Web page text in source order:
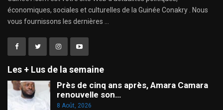
économiques, sociales et culturelles de la Guinée Conakry . Nous
vous fournissons les dernières ...
Les + Lus de la semaine
Près de cinq ans après, Amara Camara
renouvelle son…
8 Août, 2026